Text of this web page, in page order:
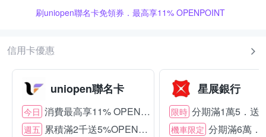
刷uniopen聯名卡免領券．最高享11% OPENPOINT
信用卡優惠
uniopen聯名卡
今日 消費最高享11% OPENPOINT
週五 累積滿2千送5%OPENPOINT
星展銀行
限時 分期滿1萬5．送
機車限定 分期滿6萬．